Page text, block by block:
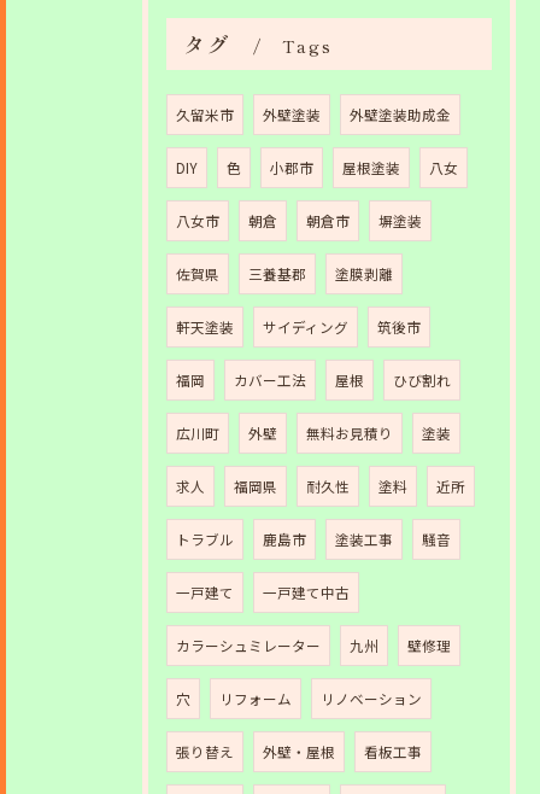
タグ Tags
久留米市 外壁塗装 外壁塗装助成金
DIY 色 小郡市 屋根塗装 八女
八女市 朝倉 朝倉市 塀塗装
佐賀県 三養基郡 塗膜剥離
軒天塗装 サイディング 筑後市
福岡 カバー工法 屋根 ひび割れ
広川町 外壁 無料お見積り 塗装
求人 福岡県 耐久性 塗料 近所
トラブル 鹿島市 塗装工事 騒音
一戸建て 一戸建て中古
カラーシュミレーター 九州 壁修理
穴 リフォーム リノベーション
張り替え 外壁・屋根 看板工事